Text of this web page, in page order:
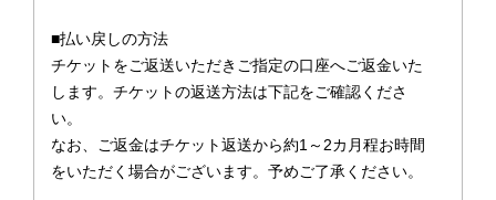
■払い戻しの方法
チケットをご返送いただきご指定の口座へご返金いた
します。チケットの返送方法は下記をご確認くださ
い。
なお、ご返金はチケット返送から約1～2カ月程お時間
をいただく場合がございます。予めご了承ください。